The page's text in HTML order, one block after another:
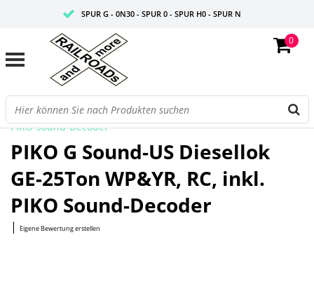
SPUR G - 0N30 - SPUR 0 - SPUR H0 - SPUR N
0
Startseite/G Sound-US Diesellok GE-25Ton WP&YR, RC, inkl.
PIKO Sound-Decoder
PIKO G Sound-US Diesellok
GE-25Ton WP&YR, RC, inkl.
PIKO Sound-Decoder
| Eigene Bewertung erstellen